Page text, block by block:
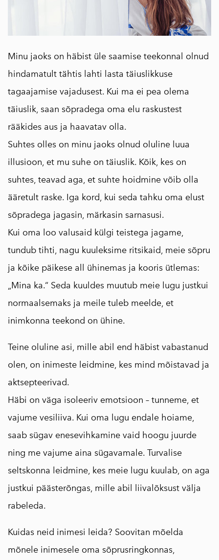
Minu jaoks on häbist üle saamise teekonnal olnud
hindamatult tähtis lahti lasta täiuslikkuse
tagaajamise vajadusest. Kui ma ei pea olema
täiuslik, saan sõpradega oma elu raskustest
rääkides aus ja haavatav olla.
Suhtes olles on minu jaoks olnud oluline luua
illusioon, et mu suhe on täiuslik. Kõik, kes on
suhtes, teavad aga, et suhte hoidmine võib olla
ääretult raske. Iga kord, kui seda tahku oma elust
sõpradega jagasin, märkasin sarnasusi.
Kui oma loo valusaid külgi teistega jagame,
tundub tihti, nagu kuuleksime ritsikaid, meie sõpru
ja kõike päikese all ühinemas ja kooris ütlemas:
„Mina ka.“ Seda kuuldes muutub meie lugu justkui
normaalsemaks ja meile tuleb meelde, et
inimkonna teekond on ühine.
Teine oluline asi, mille abil end häbist vabastanud
olen, on inimeste leidmine, kes mind mõistavad ja
aktsepteerivad.
Häbi on väga isoleeriv emotsioon – tunneme, et
vajume vesiliiva. Kui oma lugu endale hoiame,
saab sügav enesevihkamine vaid hoogu juurde
ning me vajume aina sügavamale. Turvalise
seltskonna leidmine, kes meie lugu kuulab, on aga
justkui päästerõngas, mille abil liivalõksust välja
rabeleda.
Kuidas neid inimesi leida? Soovitan mõelda
mõnele inimesele oma sõprusringkonnas,